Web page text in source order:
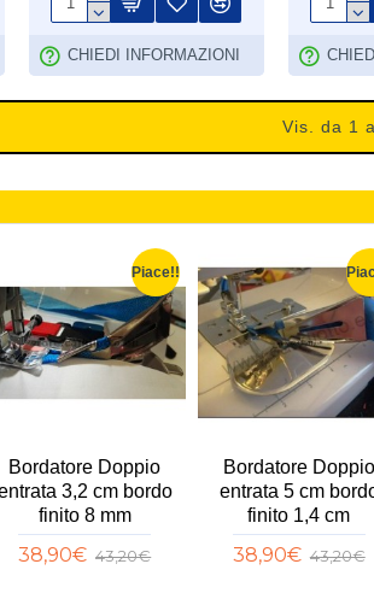
CHIEDI INFORMAZIONI
Vis. da 1
Piace!!
Bordatore Doppio
3,2 cm bordo
finito 8 mm
38,90€ 43,20€
Bordatore Doppio
entrata 5 cm
finito 1,4 cm
38,90€ 43,20€